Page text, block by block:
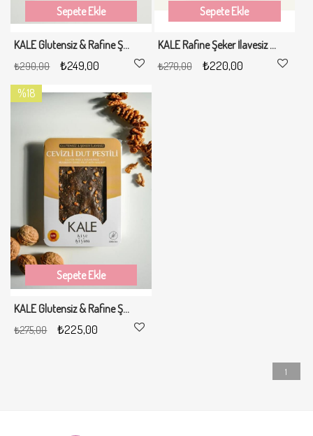
KALE Glutensiz & Rafine Şeker İlavesiz Fındıklı Dut Pestili 200 gr
₺249,00
₺290,00
Sepete Ekle
KALE Rafine Şeker İlavesiz ve Glutensiz Kayısı Pestili 200 gr
₺220,00
₺270,00
Sepete Ekle
KALE Glutensiz & Rafine Şeker İlavesiz Cevizli Dut Pestili 200 gr
₺225,00
₺275,00
Sepete Ekle
%18
1